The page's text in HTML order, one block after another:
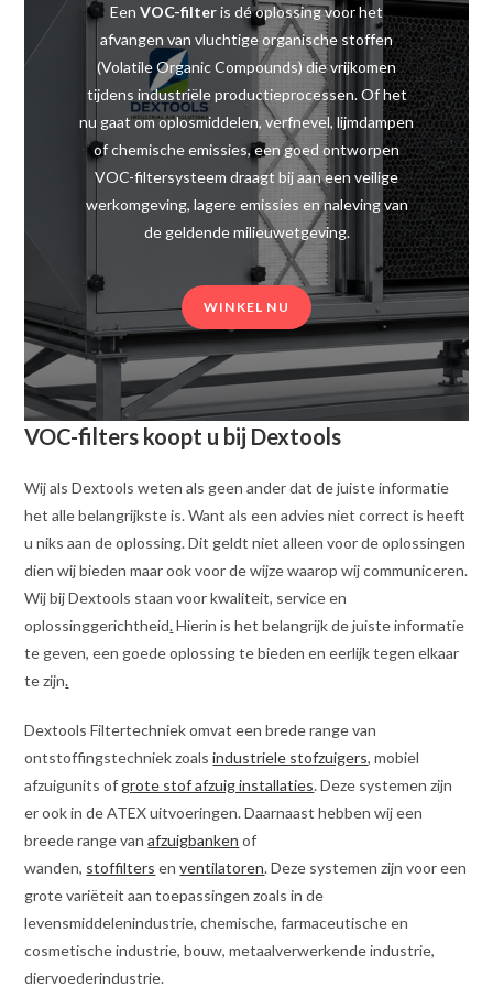
Een VOC-filteris dé oplossing voor het
afvangen van vluchtige organische stoffen
(Volatile Organic Compounds) die vrijkomen
tijdens industriële productieprocessen. Of het
nu gaat om oplosmiddelen, verfnevel, lijmdampen
of chemische emissies, een goed ontworpen
VOC-filtersysteem draagt bij aan een veilige
werkomgeving, lagere emissies en naleving van
de geldende milieuwetgeving.
WINKEL NU
VOC-filters koopt u bij Dextools
Wij als Dextools weten als geen ander dat de juiste informatie
het alle belangrijkste is. Want als een advies niet correct is heeft
u niks aan de oplossing. Dit geldt niet alleen voor de oplossingen
dien wij bieden maar ook voor de wijze waarop wij communiceren.
Wij bij Dextools staan voor kwaliteit, service en
oplossinggerichtheid.Hierin is het belangrijk de juiste informatie
te geven, een goede oplossing te bieden en eerlijk tegen elkaar
te zijn.
Dextools Filtertechniek omvat een brede range van
ontstoffingstechniek zoalsindustriele stofzuigers, mobiel
afzuigunits of grote stof afzuig installaties. Deze systemen zijn
er ook in de ATEX uitvoeringen. Daarnaast hebben wij een
breede range vanafzuigbanken of
wanden, stoffilters enventilatoren. Deze systemen zijn voor een
grote variëteit aan toepassingen zoals in de
levensmiddelenindustrie, chemische, farmaceutische en
cosmetische industrie, bouw, metaalverwerkende industrie,
diervoederindustrie.